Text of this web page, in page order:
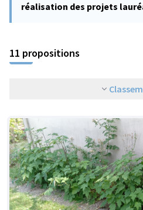
réalisation des projets
11 propositions